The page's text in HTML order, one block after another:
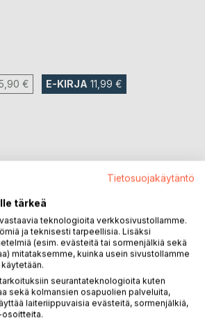
€ E-KIRJA 11,99 €
OSTOSKORIIN
Tietosuojakäytäntö
tärkeä
teknologioita verkkosivustollamme.
ja teknisesti tarpeellisia. Lisäksi
(esim. evästeitä tai sormenjälkiä sekä
mitataksemme, kuinka usein sivustollamme
seurantateknologioita kuten
sekä kolmansien osapuolien palveluita,
laiteriippuvaisia evästeitä, sormenjälkiä,
osoitteita.